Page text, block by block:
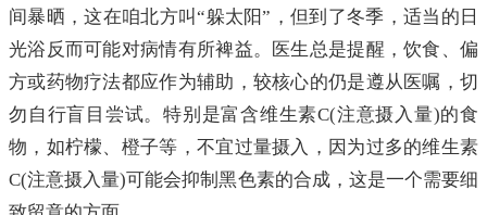
间暴晒，这在咱北方叫“躲太阳”，但到了冬季，适当的日
光浴反而可能对病情有所裨益。医生总是提醒，饮食、偏
方或药物疗法都应作为辅助，较核心的仍是遵从医嘱，切
勿自行盲目尝试。特别是富含维生素C(注意摄入量)的食
物，如柠檬、橙子等，不宜过量摄入，因为过多的维生素
C(注意摄入量)可能会抑制黑色素的合成，这是一个需要细